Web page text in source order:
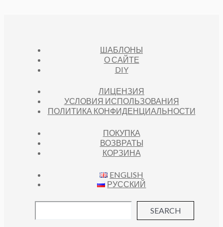
ШАБЛОНЫ
О САЙТЕ
DIY
ЛИЦЕНЗИЯ
УСЛОВИЯ ИСПОЛЬЗОВАНИЯ
ПОЛИТИКА КОНФИДЕНЦИАЛЬНОСТИ
ПОКУПКА
ВОЗВРАТЫ
КОРЗИНА
ENGLISH
РУССКИЙ
SEARCH